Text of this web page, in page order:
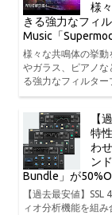
様
きる強力なフィ
Music「
様々な共鳴体の挙
やガラス、ピアノな
る強力なフィルター
【
特
わ
ン
Bundle」が
【過去最安値】
ィオ分析機能を組